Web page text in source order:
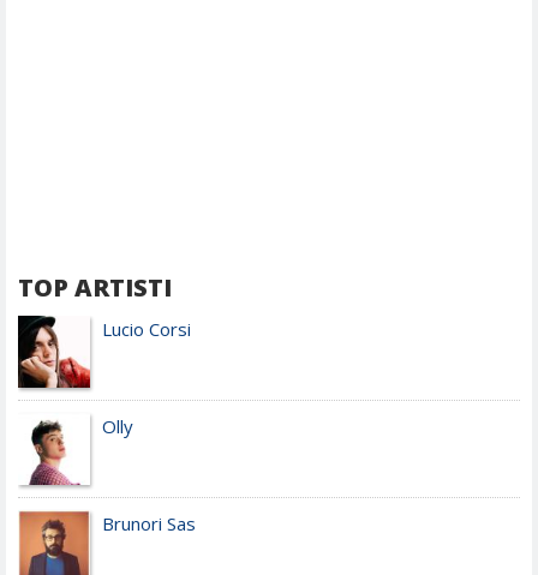
TOP ARTISTI
Lucio Corsi
Olly
Brunori Sas